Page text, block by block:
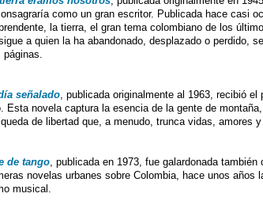
como un gran escritor. Publicada hace casi
la tierra, el gran tema colombiano de los
a quien la ha abandonado, desplazado o perdido,
páginas.
señalado, publicada originalmente al 1963, recibió
Esta novela captura la esencia de la gente de
de libertad que, a menudo, trunca vidas, amores
de tango, publicada en 1973, fue galardonada
novelas urbanes sobre Colombia, hace unos años
musical.